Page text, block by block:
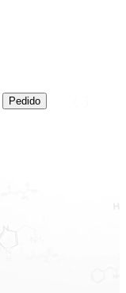
Pedido